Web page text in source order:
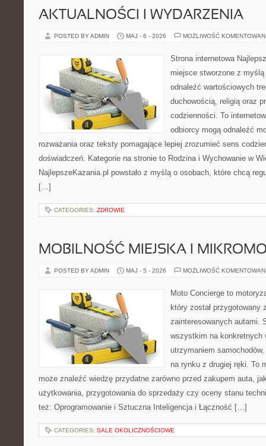
AKTUALNOŚCI I WYDARZENIA
POSTED BY ADMIN MAJ - 6 - 2026 MOŻLIWOŚĆ
Strona internetowa
miejsce stworzone z
odnaleźć wartościowych
duchowością, religią oraz
codzienności. To
odbiorcy mogą odnaleźć
rozważania oraz teksty pomagające lepiej zrozumieć sens
doświadczeń. Kategorie na stronie to Rodzina i Wychowanie w
NajlepszeKazania.pl powstało z myślą o osobach, które chcą
[…]
CATEGORIES: ZDROWIE
MOBILNOŚĆ MIEJSKA I
POSTED BY ADMIN MAJ - 5 - 2026 MOŻLIWOŚĆ
Moto Concierge to
który został przygotowany
zainteresowanych autami.
wszystkim na konkretnych
utrzymaniem
na rynku z drugiej ręki. To
może znaleźć wiedzę przydatne zarówno przed zakupem auta,
użytkowania, przygotowania do sprzedaży czy oceny stanu
też: Oprogramowanie i Sztuczna Inteligencja i Łączność […]
CATEGORIES: SALE OKOLICZNOŚCIOWE